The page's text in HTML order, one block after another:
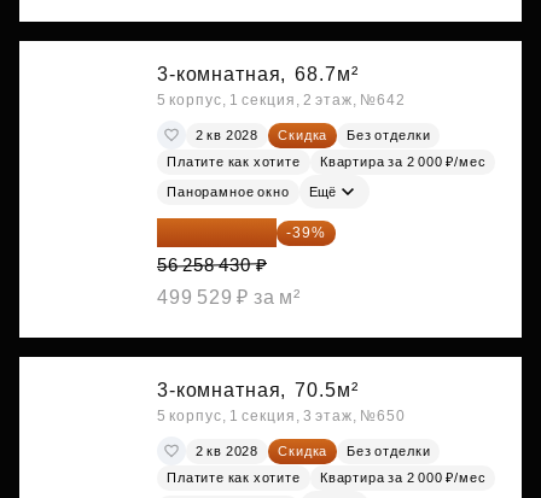
3-комнатная, 68.7м²
5 корпус, 1 секция, 2 этаж, №642
2 кв 2028 Скидка
Без отделки
Платите как хотите
Квартира за 2 000 ₽/мес
Панорамное окно Ещё
34 317 642 ₽ -39%
56 258 430 ₽
499 529 ₽ за м²
3-комнатная, 70.5м²
5 корпус, 1 секция, 3 этаж, №650
2 кв 2028 Скидка
Без отделки
Платите как хотите
Квартира за 2 000 ₽/мес